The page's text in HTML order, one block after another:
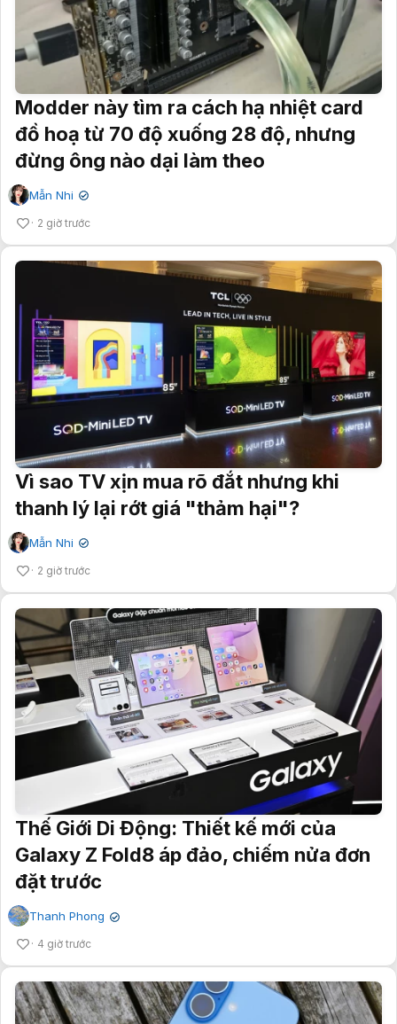
Modder này tìm ra cách hạ nhiệt card
đồ hoạ từ 70 độ xuống 28 độ, nhưng
đừng ông nào dại làm theo
Mẫn Nhi ✔
2 giờ trước
Vì sao TV xịn mua rõ đắt nhưng khi
thanh lý lại rớt giá "thảm hại"?
Mẫn Nhi ✔
2 giờ trước
Thế Giới Di Động: Thiết kế mới của
Galaxy Z Fold8 áp đảo, chiếm nửa đơn
đặt trước
Thanh Phong ✔
4 giờ trước